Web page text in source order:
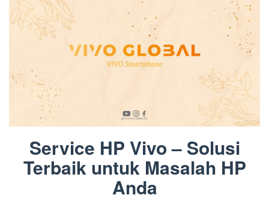
Service HP Vivo – Solusi
Terbaik untuk Masalah HP
Anda